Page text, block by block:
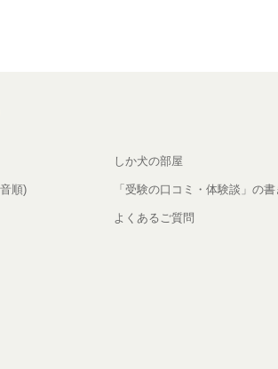
順)
しか犬の部屋
「受験の口コミ・体験談」の
よくあるご質問